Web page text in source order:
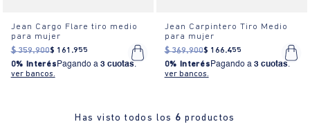
Jean Cargo Flare tiro medio
para mujer
$ 359.900$ 161 .955
0% Interés Pagando a 3 cuotas.
ver bancos.
Jean Carpintero Tiro Medio
para mujer
$ 369.900$ 166.455
0% Interés Pagando a 3 cuotas.
ver bancos.
Has visto todos los 6 productos